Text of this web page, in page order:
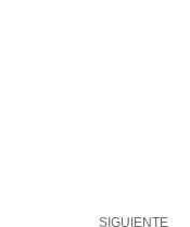
SIGUIENTE